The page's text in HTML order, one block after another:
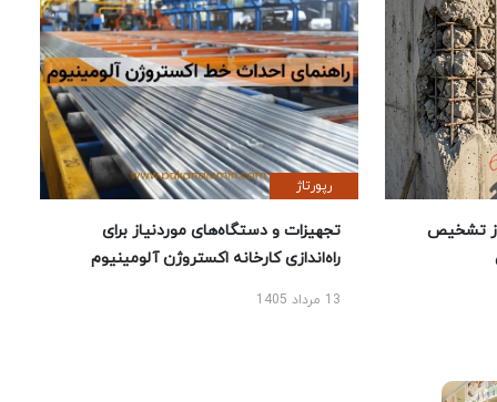
تشخیص
رپورتاژ
تجهیزات و دستگاه‌های موردنیاز برای
راه‌اندازی کارخانه اکستروژن آلومینیوم
13 مرداد 1405